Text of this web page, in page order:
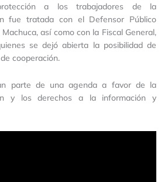
a los trabajadores de la
fue tratada con el Defensor Público
así como con la Fiscal General,
se dejó abierta la posibilidad de
cooperación.
parte de una agenda a favor de la
y los derechos a la información y